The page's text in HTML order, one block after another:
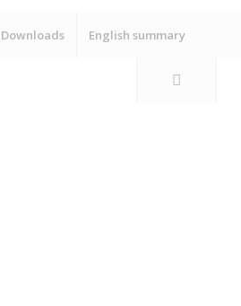
Downloads English summary